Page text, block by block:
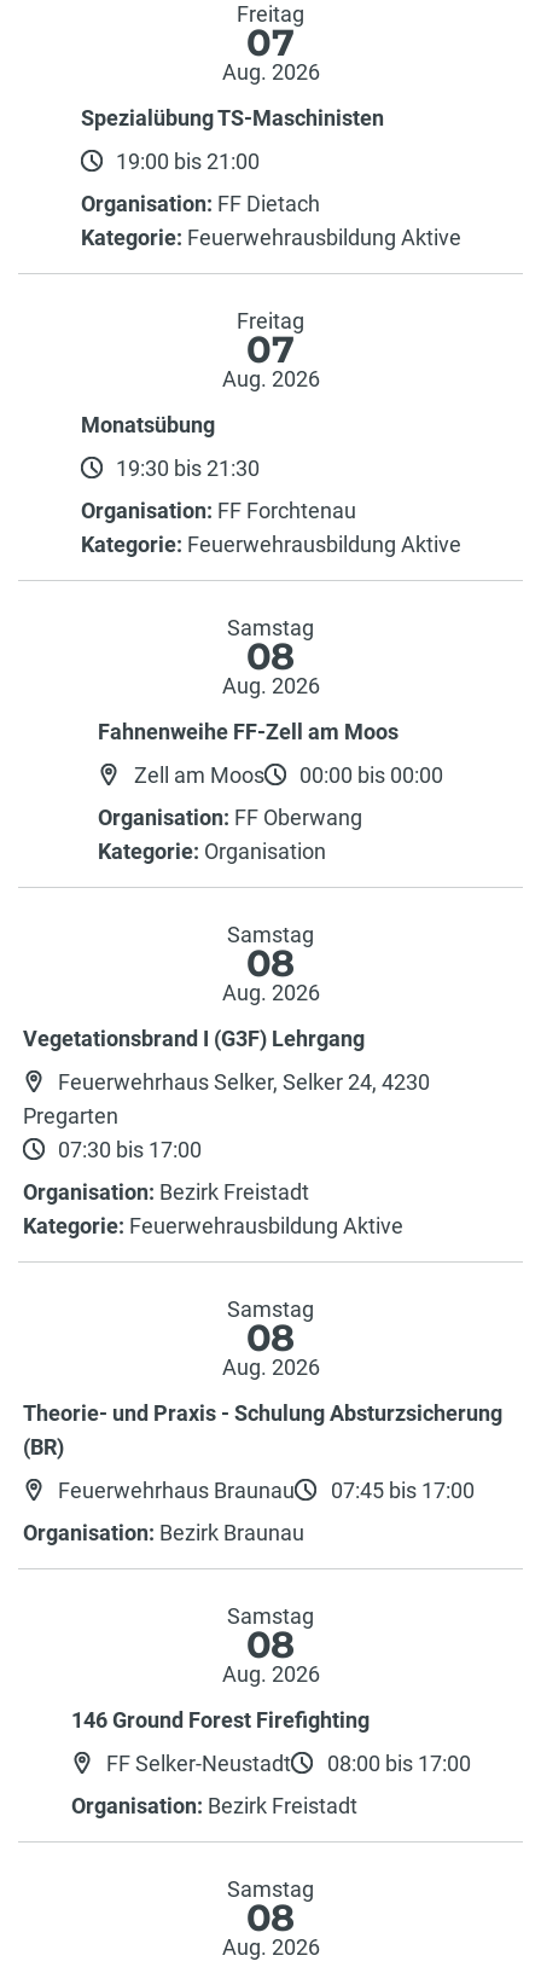
Freitag
07
Aug. 2026
Spezialübung TS-Maschinisten
19:00 bis 21:00
Organisation: FF Dietach
Kategorie: Feuerwehrausbildung Aktive
Freitag
07
Aug. 2026
Monatsübung
19:30 bis 21:30
Organisation: FF Forchtenau
Kategorie: Feuerwehrausbildung Aktive
Samstag
08
Aug. 2026
Fahnenweihe FF-Zell am Moos
Zell am Moos
00:00 bis 00:00
Organisation: FF Oberwang
Kategorie: Organisation
Samstag
08
Aug. 2026
Vegetationsbrand I (G3F) Lehrgang
Feuerwehrhaus Selker, Selker 24, 4230
Pregarten
07:30 bis 17:00
Organisation: Bezirk Freistadt
Kategorie: Feuerwehrausbildung Aktive
Samstag
08
Aug. 2026
Theorie- und Praxis - Schulung Absturzsicherung
(BR)
Feuerwehrhaus Braunau
07:45 bis 17:00
Organisation: Bezirk Braunau
Samstag
08
Aug. 2026
146 Ground Forest Firefighting
FF Selker-Neustadt
08:00 bis 17:00
Organisation: Bezirk Freistadt
Samstag
08
Aug. 2026